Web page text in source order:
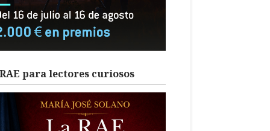
para lectores curiosos